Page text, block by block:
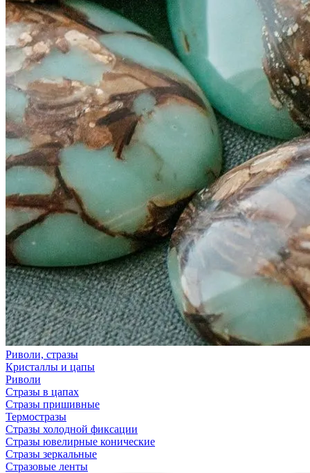
Риволи, стразы
Кристаллы и цапы
Риволи
Стразы в цапах
Стразы пришивные
Термостразы
Стразы холодной фиксации
Стразы ювелирные конические
Стразы зеркальные
Стразовые ленты